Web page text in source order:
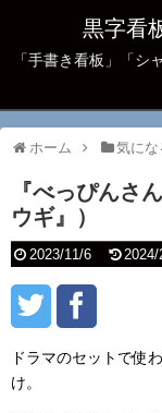
黒字看
「手書き看板」「シ
ホーム 気にな
『べっぴんさ
ウギ』）
2023/11/6 2024/
ドラマのセットで使
け。